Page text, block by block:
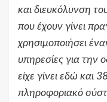
και διευκόλυνση
που έχουν γίνει
χρησιμοποιήσει
υπηρεσίες για την
είχε γίνει εδώ και
πληροφοριακό